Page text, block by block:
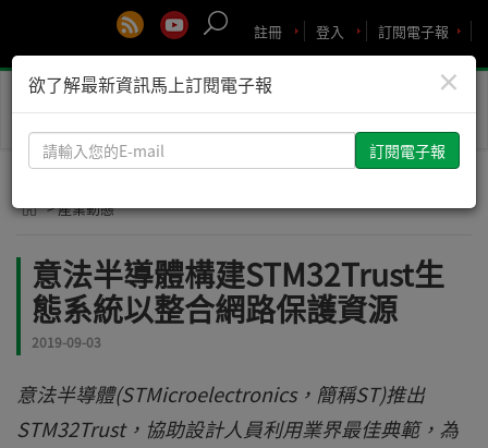
訂閱電子報
登入
註冊
Toggle
> 產業動態
意法半導體構建STM32Trust生
態系統以整合網路保護資源
2019-09-03
意法半導體(STMicroelectronics，簡稱ST)推出
STM32Trust，協助設計人員利用業界最佳典範，為
×
欲了解最新資訊馬上訂閱電子報
請
輸
您
E-
mail